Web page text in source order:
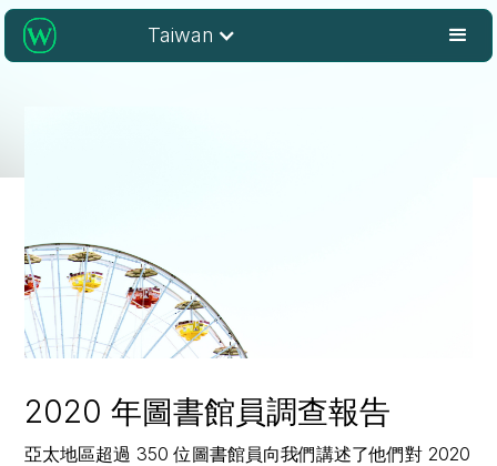
Taiwan
2020 年圖書館員調查報告
亞太地區超過 350 位圖書館員向我們講述了他們對 2020